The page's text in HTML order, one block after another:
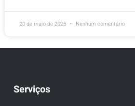
20 de maio de 2025 Nenhum comentário
Serviços